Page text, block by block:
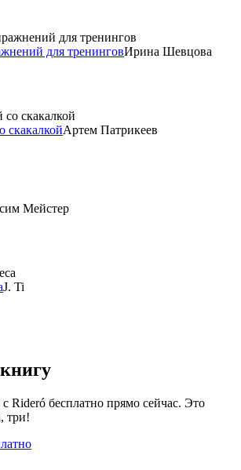
для тренинговИрина Шевцова
скакалкойАртем Патрикеев
Мейстер
J. Ti
Rideró бесплатно прямо сейчас. Это
три!